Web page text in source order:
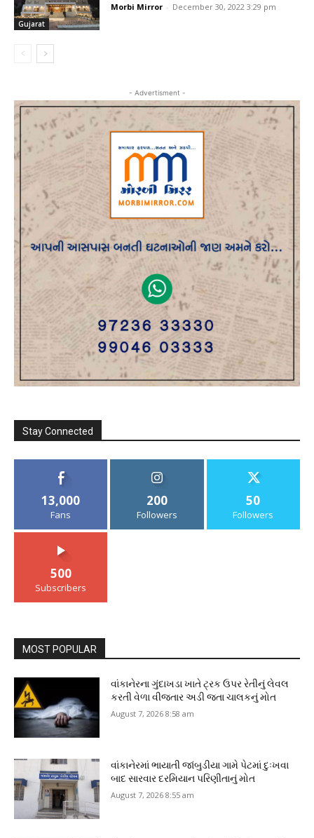
Gujarat
Morbi Mirror - December 30, 2022 3:29 pm
- Advertisment -
Stay Connected
13,000
Fans
200
Followers
50
Followers
500
Subscribers
MOST POPULAR
વાંકાનેરના ગુંદાખડા ખાતે ટ્રક ઉપર રેતીનું લેવલ
કરતી વેળા વીજતાર અડી જતા ચાલકનું મોત
August 7, 2026 8:58 am
વાંકાનેરમાં ભાયાતી જાંબુડીયા ગામે પેટમાં દુઃખવા
બાદ સારવાર દરમિયાન પરિણીતાનું મોત
August 7, 2026 8:55 am